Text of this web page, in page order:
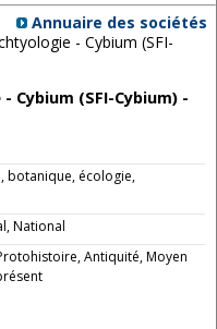
Annuaire des sociétés
- Cybium (SFI-
(SFI-Cybium) -
botanique, écologie,
National
Antiquité, Moyen